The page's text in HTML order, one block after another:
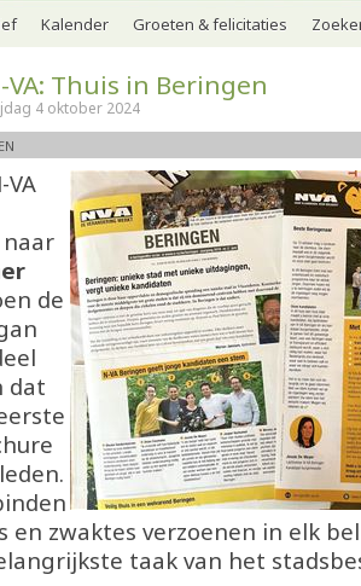
Kalender Groeten & felicitaties
VA: Thuis in Beringen
4 oktober 2024
de
dat
en zwaktes verzoenen in elk
taak van het